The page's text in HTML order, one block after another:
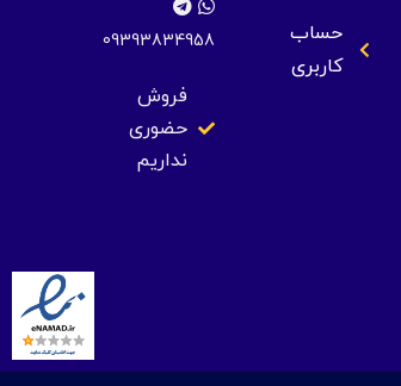
حساب
کاربری
09393834958
فروش
حضوری
نداریم